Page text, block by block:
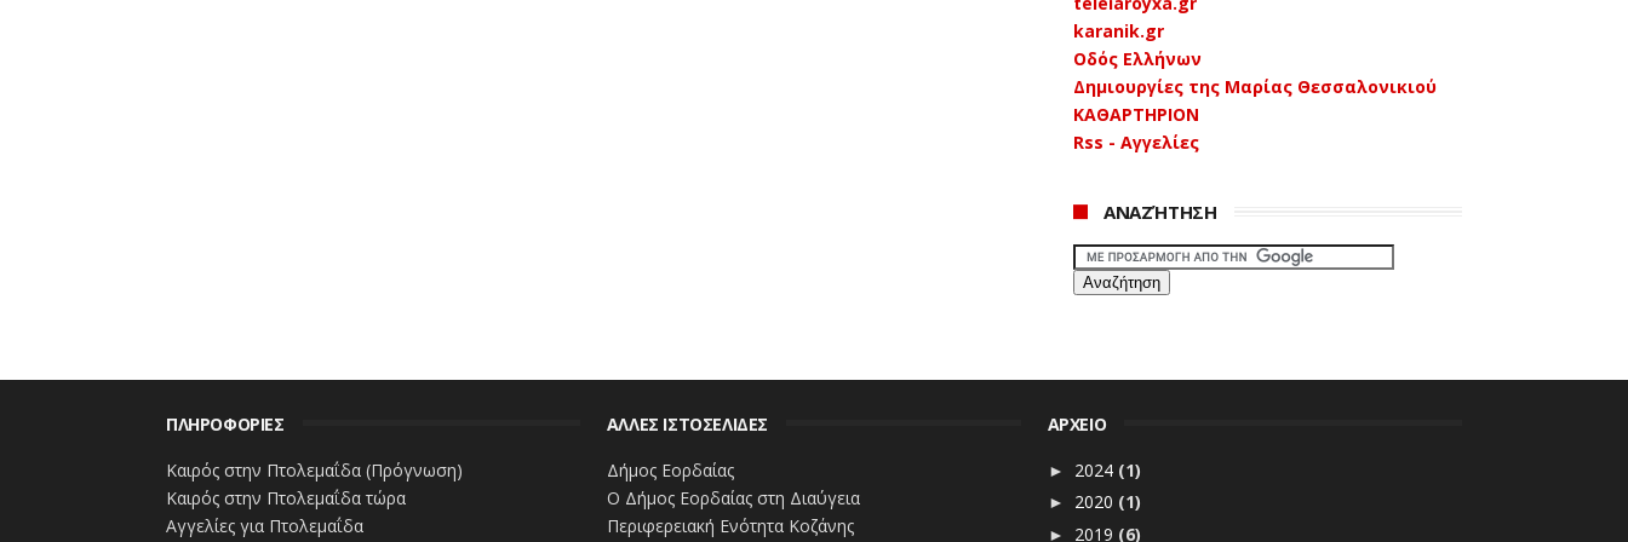
karanik.gr
Οδός Ελλήνων
Δημιουργίες της Μαρίας Θεσσαλονικιού
ΚΑΘΑΡΤΗΡΙΟΝ
Rss - Αγγελίες
ΑΝΑΖΉΤΗΣΗ
ΠΛΗΡΟΦΟΡΙΕΣ
Καιρός στην Πτολεμαΐδα (Πρόγνωση)
Καιρός στην Πτολεμαΐδα τώρα
Αγγελίες για Πτολεμαΐδα
ΑΛΛΕΣ ΙΣΤΟΣΕΛΙΔΕΣ
Δήμος Εορδαίας
Ο Δήμος Εορδαίας στη Διαύγεια
Περιφερειακή Ενότητα Κοζάνης
ΑΡΧΕΙΟ
► 2024 (1)
► 2020 (1)
► 2019 (6)